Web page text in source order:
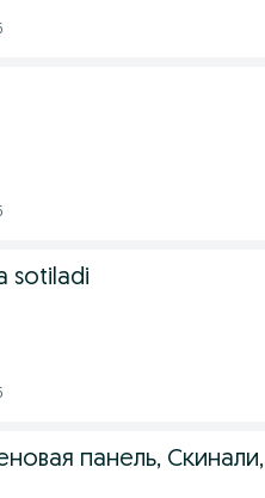
sotiladi
панель, Скинали,